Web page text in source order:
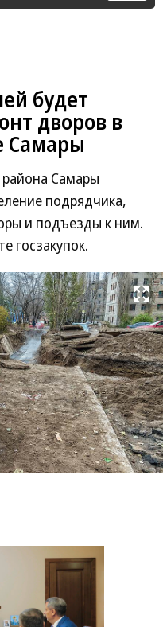
будет
дворов в
Самары
Самары
подрядчика,
и подъезды к ним.
госзакупок.
Развернуть